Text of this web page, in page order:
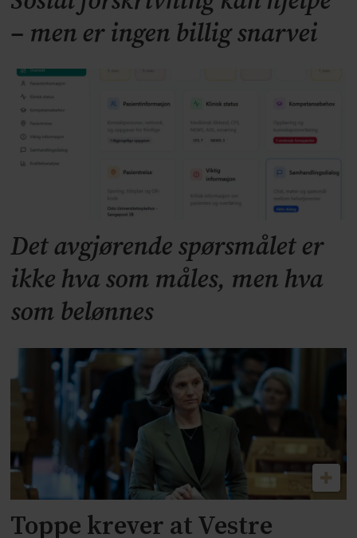
– men er ingen billig snarvei
Det avgjørende spørsmålet er
ikke hva som måles, men hva
som belønnes
Toppe krever at Vestre